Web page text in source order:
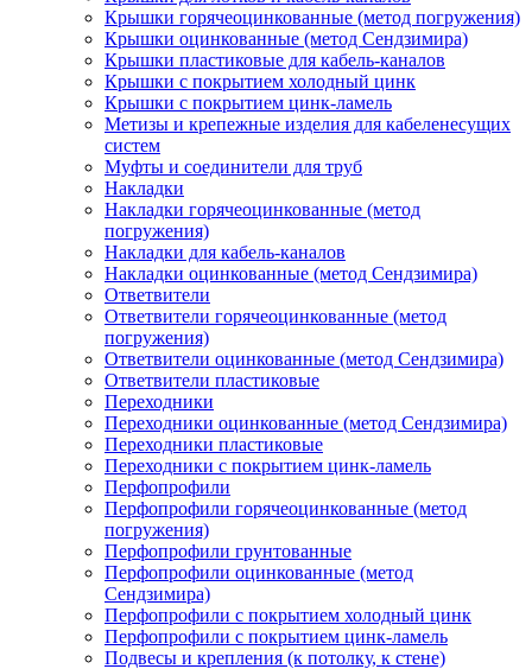
Крышки горячеоцинкованные (метод погружения)
Крышки оцинкованные (метод Сендзимира)
Крышки пластиковые для кабель-каналов
Крышки с покрытием холодный цинк
Крышки с покрытием цинк-ламель
Метизы и крепежные изделия для кабеленесущих
систем
Муфты и соединители для труб
Накладки
Накладки горячеоцинкованные (метод
погружения)
Накладки для кабель-каналов
Накладки оцинкованные (метод Сендзимира)
Ответвители
Ответвители горячеоцинкованные (метод
погружения)
Ответвители оцинкованные (метод Сендзимира)
Ответвители пластиковые
Переходники
Переходники оцинкованные (метод Сендзимира)
Переходники пластиковые
Переходники с покрытием цинк-ламель
Перфопрофили
Перфопрофили горячеоцинкованные (метод
погружения)
Перфопрофили грунтованные
Перфопрофили оцинкованные (метод
Сендзимира)
Перфопрофили с покрытием холодный цинк
Перфопрофили с покрытием цинк-ламель
Подвесы и крепления (к потолку, к стене)